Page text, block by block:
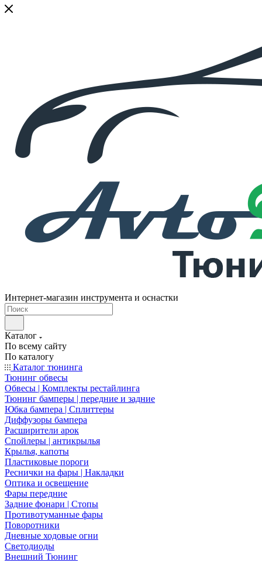
Интернет-магазин инструмента и оснастки
Каталог
По всему сайту
По каталогу
Каталог тюнинга
Тюнинг обвесы
Обвесы | Комплекты рестайлинга
Тюнинг бамперы | передние и задние
Юбка бампера | Сплиттеры
Диффузоры бампера
Расширители арок
Спойлеры | антикрылья
Крылья, капоты
Пластиковые пороги
Реснички на фары | Накладки
Оптика и освещение
Фары передние
Задние фонари | Стопы
Противотуманные фары
Поворотники
Дневные ходовые огни
Светодиоды
Внешний Тюнинг